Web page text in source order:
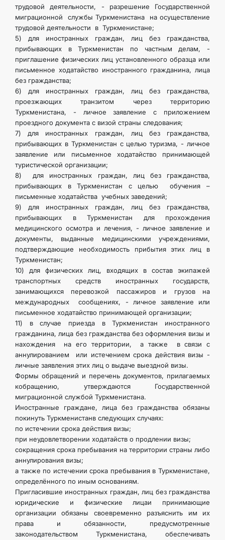
трудовой деятельности, - разрешение Государственной
миграционной службы Туркменистана на осуществление
трудовой деятельности в Туркменистане;
5) для иностранных граждан, лиц без гражданства,
прибывающих в Туркменистан по частным делам, -
приглашение физических лиц установленного образца или
письменное ходатайство иностранного гражданина, лица
без гражданства;
6) для иностранных граждан, лиц без гражданства,
проезжающих транзитом через территорию
Туркменистана, - личное заявление с приложением
проездного документа с визой страны следования;
7) для иностранных граждан, лиц без гражданства,
прибывающих в Туркменистан с целью туризма, - личное
заявление или письменное ходатайство принимающей
туристической организации;
8) для иностранных граждан, лиц без гражданства,
прибывающих в Туркменистан с целью обучения –
письменные ходатайства учебных заведений;
9) для иностранных граждан, лиц без гражданства,
прибывающих в Туркменистан для прохождения
медицинского осмотра и лечения, - личное заявление и
документы, выданные медицинскими учреждениями,
подтверждающие необходимость прибытия этих лиц в
Туркменистан;
10) для физических лиц, входящих в состав экипажей
транспортных средств иностранных государств,
занимающихся перевозкой пассажиров и грузов на
международных сообщениях, - личное заявление или
письменное ходатайство принимающей организации;
11) в случае приезда в Туркменистан иностранного
гражданина, лица без гражданства без оформления визы и
нахождения на его территории, а также в связи с
аннулированием или истечением срока действия визы -
личные заявления этих лиц о выдаче выездной визы.
Формы обращений и перечень документов, прилагаемых
кобращению, утверждаются Государственной
миграционной службой Туркменистана.
Иностранные граждане, лица без гражданства обязаны
покинуть Туркменистанв следующих случаях:
по истечении срока действия визы;
при неудовлетворении ходатайств о продлении визы;
сокращения срока пребывания на территории страны либо
аннулирования визы;
а также по истечении срока пребывания в Туркменистане,
определённого по иным основаниям.
Пригласившие иностранных граждан, лиц без гражданства
юридические и физические лицаи принимающие
организации обязаны своевременно разъяснить им их
права и обязанности, предусмотренные
законодательством Туркменистана, обеспечивать